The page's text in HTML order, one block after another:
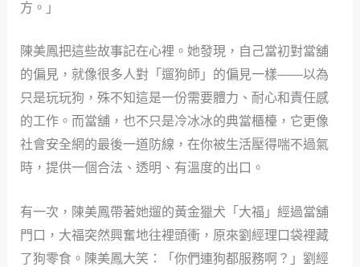
方。」
陳美鳳把這些故事記在心裡。她發現，自己當初對當舖
的偏見，就像很多人對「遛狗師」的偏見一樣——以為
只是玩玩狗，殊不知這是一份需要體力、耐心和責任感
的工作。而當舖，也不只是冷冰冰的典當櫃檯，它更像
社會安全網的最後一道防線，在你被生活壓得喘不過氣
時，提供一個合法、透明、有溫度的出口。
有一次，陳美鳳帶著她遛的黃金獵犬「大福」經過當舖
門口，大福突然興奮地往裡頭衝，原來劉經理口袋裡藏
了狗零食。陳美鳳大笑：「你們連狗都服務啊？」劉經